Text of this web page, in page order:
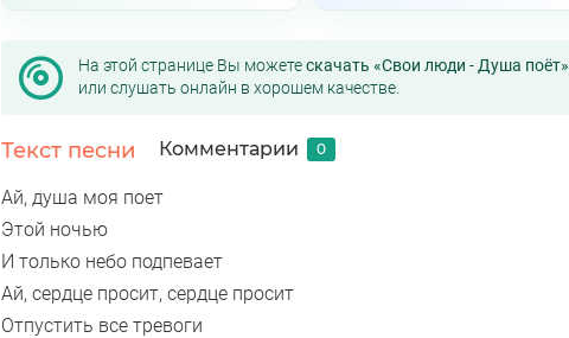
На этой странице Вы можетескачать «Свои люди - Душа поëт»
или слушать онлайн в хорошем качестве.
Текст песни Комментарии 0
Ай, душа моя поет
Этой ночью
И только небо подпевает
Ай, сердце просит, сердце просит
Отпустить все тревоги